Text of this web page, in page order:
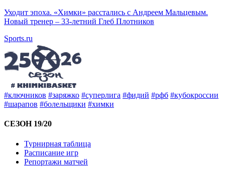
Уходит эпоха. «Химки» расстались с Андреем Мальцевым.
Новый тренер – 33-летний Глеб Плотников
Sports.ru
#ключников #заряжко #суперлига #фидий #рфб #кубокроссии
#шарапов #болельщики #химки
СЕЗОН 19/20
Турнирная таблица
Расписание игр
Репортажи матчей